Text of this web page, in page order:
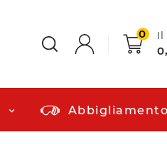
0 Il
Abbigliamento